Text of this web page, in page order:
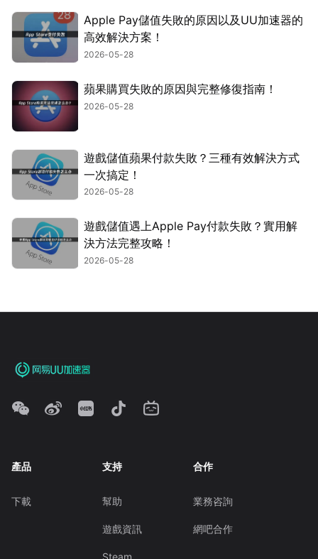
Apple Pay儲值失敗的原因以及UU加速器的
高效解決方案！
2026-05-28
蘋果購買失敗的原因與完整修復指南！
2026-05-28
遊戲儲值蘋果付款失敗？三種有效解決方式
一次搞定！
2026-05-28
遊戲儲值遇上Apple Pay付款失敗？實用解
決方法完整攻略！
2026-05-28
產品
下載
支持
幫助
遊戲資訊
Steam
合作
業務咨詢
網吧合作